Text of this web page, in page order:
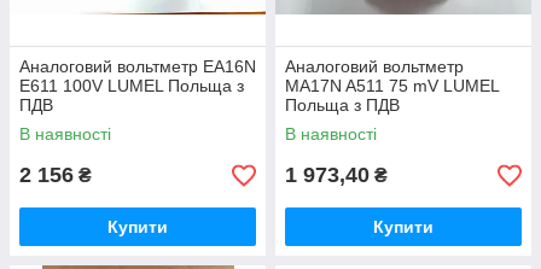
Аналоговий вольтметр EA16N
E611 100V LUMEL Польща з
ПДВ
В наявності
2 156 ₴
Купити
Аналоговий вольтметр
MA17N A511 75 mV LUMEL
Польща з ПДВ
В наявності
1 973,40 ₴
Купити